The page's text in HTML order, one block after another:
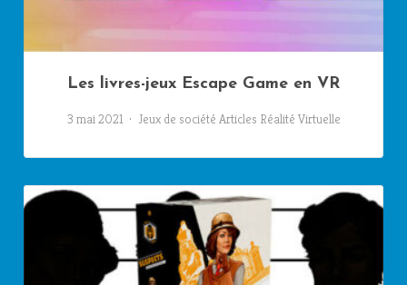
Les livres-jeux Escape Game en VR
3 mai 2021 Jeux de société Articles Réalité Virtuelle